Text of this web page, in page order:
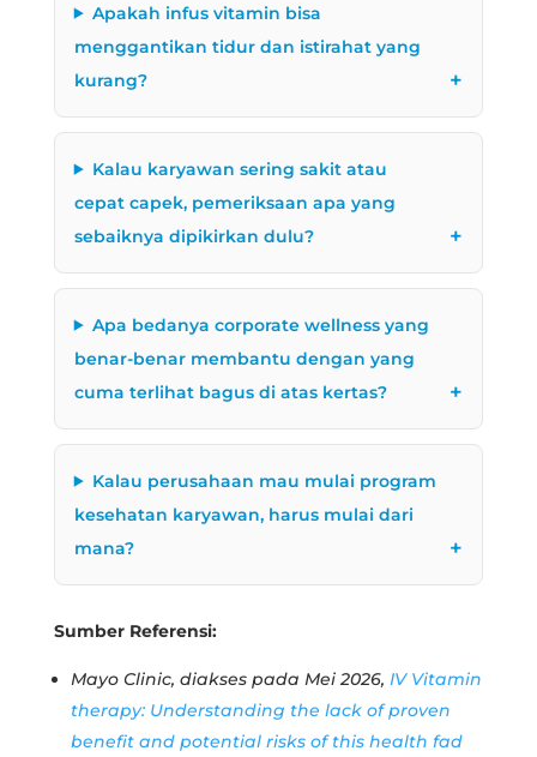
Apakah infus vitamin bisa
menggantikan tidur dan istirahat yang
kurang?
Kalau karyawan sering sakit atau
cepat capek, pemeriksaan apa yang
sebaiknya dipikirkan dulu?
Apa bedanya corporate wellness yang
benar-benar membantu dengan yang
cuma terlihat bagus di atas kertas?
Kalau perusahaan mau mulai program
kesehatan karyawan, harus mulai dari
mana?
Sumber Referensi:
Mayo Clinic, diakses pada Mei 2026, IV Vitamin
therapy: Understanding the lack of proven
benefit and potential risks of this health fad